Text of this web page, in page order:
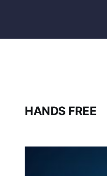
HANDS FREE